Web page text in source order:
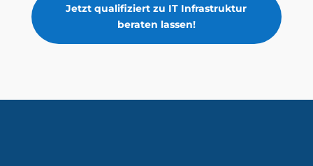
Jetzt qualifiziert zu IT Infrastruktur
beraten lassen!